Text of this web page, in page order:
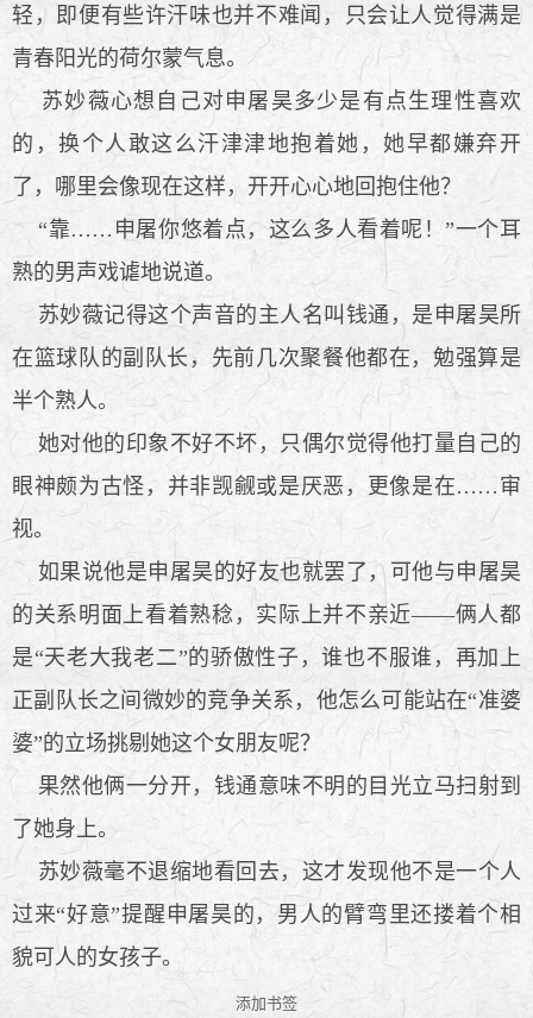
轻，即便有些许汗味也并不难闻，只会让人觉得满是
青春阳光的荷尔蒙气息。
苏妙薇心想自己对申屠昊多少是有点生理性喜欢
的，换个人敢这么汗津津地抱着她，她早都嫌弃开
了，哪里会像现在这样，开开心心地回抱住他？
“靠……申屠你悠着点，这么多人看着呢！”一个耳
熟的男声戏谑地说道。
苏妙薇记得这个声音的主人名叫钱通，是申屠昊所
在篮球队的副队长，先前几次聚餐他都在，勉强算是
半个熟人。
她对他的印象不好不坏，只偶尔觉得他打量自己的
眼神颇为古怪，并非觊觎或是厌恶，更像是在……审
视。
如果说他是申屠昊的好友也就罢了，可他与申屠昊
的关系明面上看着熟稔，实际上并不亲近——俩人都
是“天老大我老二”的骄傲性子，谁也不服谁，再加上
正副队长之间微妙的竞争关系，他怎么可能站在“准婆
婆”的立场挑剔她这个女朋友呢？
果然他俩一分开，钱通意味不明的目光立马扫射到
了她身上。
苏妙薇毫不退缩地看回去，这才发现他不是一个人
过来“好意”提醒申屠昊的，男人的臂弯里还搂着个相
貌可人的女孩子。
添加书签